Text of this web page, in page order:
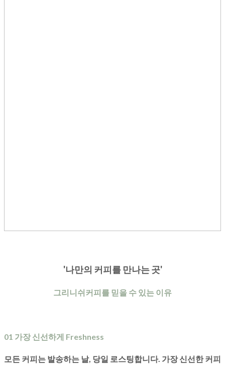
'나만의 커피를 만나는 곳'
그리니쉬커피를 믿을 수 있는 이유
01 가장 신선하게 Freshness
모든 커피는 발송하는 날, 당일 로스팅합니다. 가장 신선한 커피